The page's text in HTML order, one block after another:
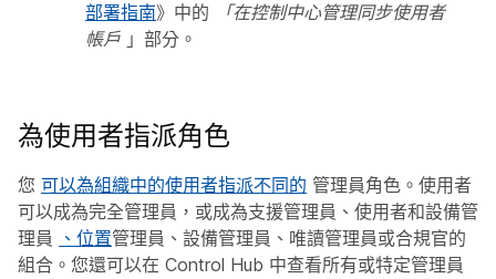
部署指南》中的
「在控制中心管理同步使用者
帳戶 」部分。
為使用者指派角色
您 可以為組織中的使用者指派不同的 管理員角色。使用者
可以成為完全管理員，或成為支援管理員、使用者和設備管
理員
、位置管理員、設備管理員、唯讀管理員或合規官的
組合。您還可以在 Control Hub 中查看所有或特定管理員